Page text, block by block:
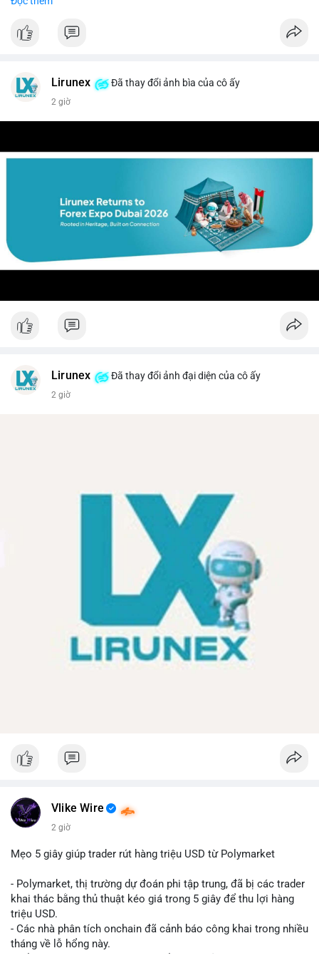
$btc $eth
#vlikevn #titanbot
Lirunex Đã thay đổi ảnh bìa của cô ấy
2 giờ
Lirunex Đã thay đổi ảnh đại diện của cô ấy
2 giờ
Vlike Wire
2 giờ
Mẹo 5 giây giúp trader rút hàng triệu USD từ Polymarket
- Polymarket, thị trường dự đoán phi tập trung, đã bị các trader
khai thác bằng thủ thuật kéo giá trong 5 giây để thu lợi hàng
triệu USD.
- Các nhà phân tích onchain đã cảnh báo công khai trong nhiều
tháng về lỗ hổng này.